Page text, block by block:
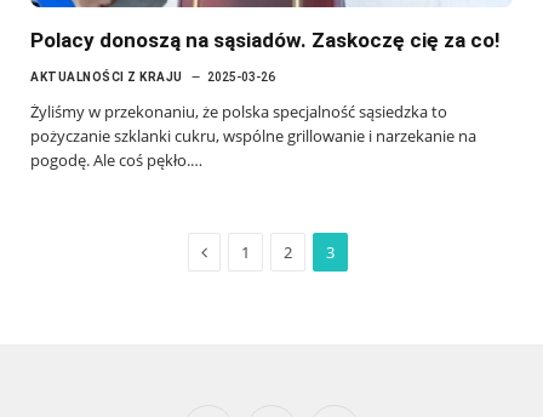
Polacy donoszą na sąsiadów. Zaskoczę cię za co!
AKTUALNOŚCI Z KRAJU 2025-03-26
Żyliśmy w przekonaniu, że polska specjalność sąsiedzka to
pożyczanie szklanki cukru, wspólne grillowanie i narzekanie na
pogodę. Ale coś pękło.…
Previous
1 2 3